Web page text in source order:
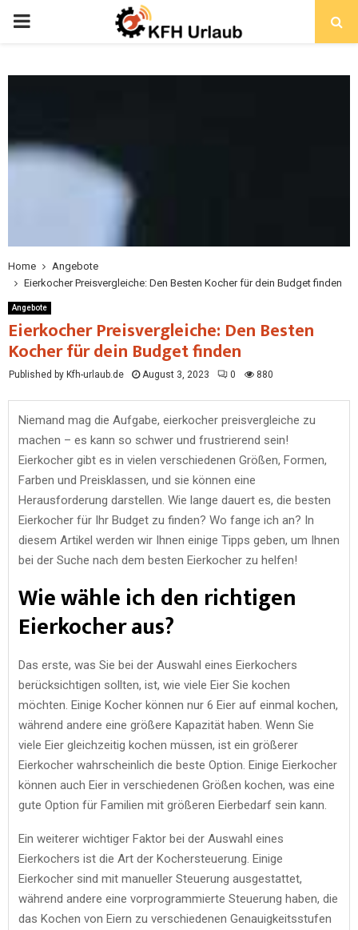
Home
Angebote
Eierkocher Preisvergleiche: Den Besten Kocher für dein Budget finden
Angebote
Eierkocher Preisvergleiche: Den Besten
Kocher für dein Budget finden
Published by Kfh-urlaub.de August 3, 2023 0 880
Niemand mag die Aufgabe, eierkocher preisvergleiche zu
machen – es kann so schwer und frustrierend sein!
Eierkocher gibt es in vielen verschiedenen Größen, Formen,
Farben und Preisklassen, und sie können eine
Herausforderung darstellen. Wie lange dauert es, die besten
Eierkocher für Ihr Budget zu finden? Wo fange ich an? In
diesem Artikel werden wir Ihnen einige Tipps geben, um Ihnen
bei der Suche nach dem besten Eierkocher zu helfen!
Wie wähle ich den richtigen
Eierkocher aus?
Das erste, was Sie bei der Auswahl eines Eierkochers
berücksichtigen sollten, ist, wie viele Eier Sie kochen
möchten. Einige Kocher können nur 6 Eier auf einmal kochen,
während andere eine größere Kapazität haben. Wenn Sie
viele Eier gleichzeitig kochen müssen, ist ein größerer
Eierkocher wahrscheinlich die beste Option. Einige Eierkocher
können auch Eier in verschiedenen Größen kochen, was eine
gute Option für Familien mit größeren Eierbedarf sein kann.
Ein weiterer wichtiger Faktor bei der Auswahl eines
Eierkochers ist die Art der Kochersteuerung. Einige
Eierkocher sind mit manueller Steuerung ausgestattet,
während andere eine vorprogrammierte Steuerung haben, die
das Kochen von Eiern zu verschiedenen Genauigkeitsstufen